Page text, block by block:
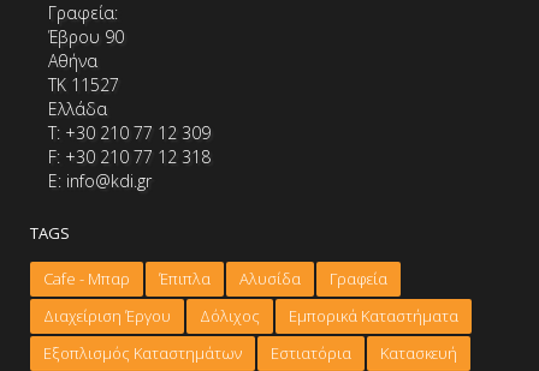
Γραφεία:
Έβρου 90
Αθήνα
ΤΚ 11527
Ελλάδα
Τ: +30 210 77 12 309
F: +30 210 77 12 318
E: info@kdi.gr
TAGS
Cafe - Μπαρ Έπιπλα Αλυσίδα
Γραφεία
Διαχείριση Έργου
Δόλιχος
Εμπορικά Καταστήματα
Εξοπλισμός Καταστημάτων
Εστιατόρια
Κατασκευή